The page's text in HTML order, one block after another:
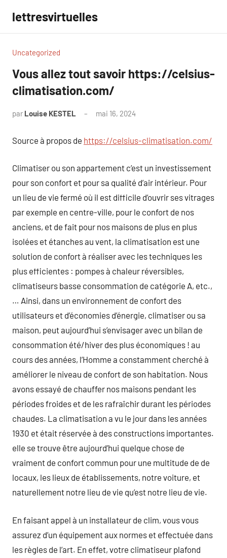
contenu
lettresvirtuelles
Uncategorized
Vous allez tout savoir https://celsius-
climatisation.com/
par Louise KESTEL mai 16, 2024
Source à propos de https://celsius-climatisation.com/
Climatiser ou son appartement c’est un investissement
pour son confort et pour sa qualité d’air intérieur. Pour
un lieu de vie fermé où il est difficile d’ouvrir ses vitrages
par exemple en centre-ville, pour le confort de nos
anciens, et de fait pour nos maisons de plus en plus
isolées et étanches au vent, la climatisation est une
solution de confort à réaliser avec les techniques les
plus efficientes : pompes à chaleur réversibles,
climatiseurs basse consommation de catégorie A, etc.,
… Ainsi, dans un environnement de confort des
utilisateurs et d’économies d’énergie, climatiser ou sa
maison, peut aujourd’hui s’envisager avec un bilan de
consommation été/hiver des plus économiques ! au
cours des années, l’Homme a constamment cherché à
améliorer le niveau de confort de son habitation. Nous
avons essayé de chauffer nos maisons pendant les
périodes froides et de les rafraîchir durant les périodes
chaudes. La climatisation a vu le jour dans les années
1930 et était réservée à des constructions importantes.
elle se trouve être aujourd’hui quelque chose de
vraiment de confort commun pour une multitude de de
locaux, les lieux de établissements, notre voiture, et
naturellement notre lieu de vie qu’est notre lieu de vie.
En faisant appel à un installateur de clim, vous vous
assurez d’un équipement aux normes et effectuée dans
les règles de l’art. En effet, votre climatiseur plafond